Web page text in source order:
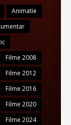
Animatie
Filme 2008
Filme 2012
Filme 2016
Filme 2020
Filme 2024